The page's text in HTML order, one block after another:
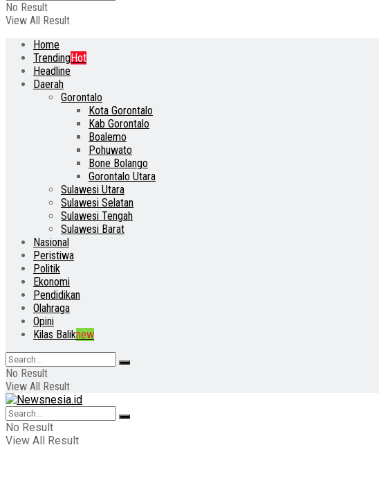
No Result
View All Result
Home
TrendingHot
Headline
Daerah
Gorontalo
Kota Gorontalo
Kab Gorontalo
Boalemo
Pohuwato
Bone Bolango
Gorontalo Utara
Sulawesi Utara
Sulawesi Selatan
Sulawesi Tengah
Sulawesi Barat
Nasional
Peristiwa
Politik
Ekonomi
Pendidikan
Olahraga
Opini
Kilas Baliknew
No Result
View All Result
No Result
View All Result